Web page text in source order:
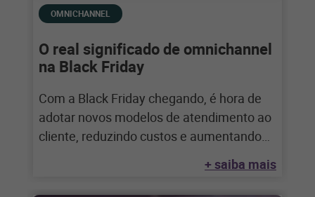
OMNICHANNEL
O real significado de omnichannel
na Black Friday
Com a Black Friday chegando, é hora de
adotar novos modelos de atendimento ao
cliente, reduzindo custos e aumentando
+ saiba mais